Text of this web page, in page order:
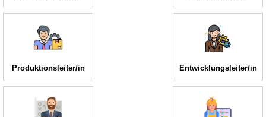
Produktionsleiter/in Entwicklungsleiter/in